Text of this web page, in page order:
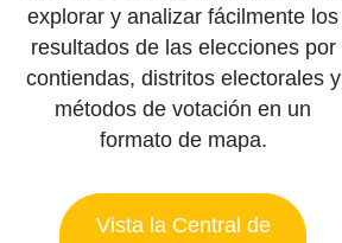
explorar y analizar fácilmente los
resultados de las elecciones por
contiendas, distritos electorales y
métodos de votación en un
formato de mapa.​
Vista la Central de